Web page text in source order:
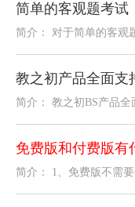
简单的客观题考试
教之初产品全面支
简介： 教之初BS产品
免费版和付费版有